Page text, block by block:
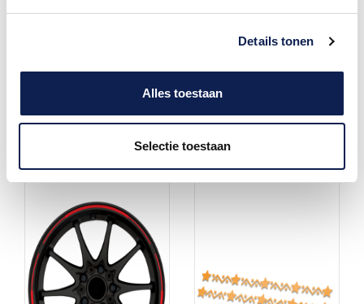
Details tonen
Alles toestaan
Selectie toestaan
vervaardigd van duurzaam
€ 29,95
reflectie, glow in dark of zelf
Onze stickers zijn
vinyl en hebben een lang
€ 29,95